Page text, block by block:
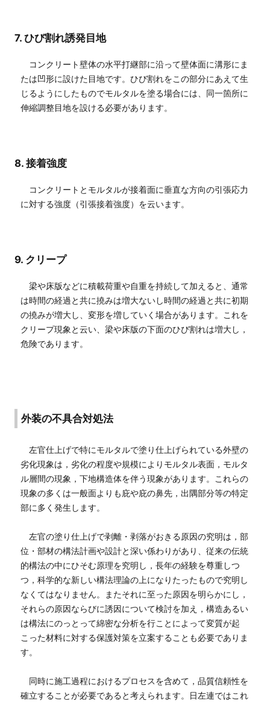
7. ひび割れ誘発目地
コンクリート壁体の水平打継部に沿って壁体面に溝形にま
たは凹形に設けた目地です。ひび割れをこの部分にあえて生
じるようにしたものでモルタルを塗る場合には、同一箇所に
伸縮調整目地を設ける必要があります。
8. 接着強度
コンクリートとモルタルが接着面に垂直な方向の引張応力
に対する強度（引張接着強度）を云います。
9. クリープ
梁や床版などに積載荷重や自重を持続して加えると、通常
は時間の経過と共に撓みは増大ないし時間の経過と共に初期
の撓みが増大し、変形を増していく場合があります。これを
クリープ現象と云い、梁や床版の下面のひび割れは増大し，
危険であります。
外装の不具合対処法
左官仕上げで特にモルタルで塗り仕上げられている外壁の
劣化現象は，劣化の程度や規模によりモルタル表面，モルタ
ル層間の現象，下地構造体を伴う現象があります。これらの
現象の多くは一般面よりも庇や庇の鼻先，出隅部分等の特定
部に多く発生します。
左官の塗り仕上げで剥離・剥落がおきる原因の究明は，部
位・部材の構法計画や設計と深い係わりがあり、従来の伝統
的構法の中にひそむ原理を究明し，長年の経験を尊重しつ
つ，科学的な新しい構法理論の上になりたったもので究明し
なくてはなりません。またそれに至った原因を明らかにし，
それらの原因ならびに誘因について検討を加え，構造あるい
は構法にのっとって綿密な分析を行ことによって変質が起
こった材料に対する保護対策を立案することも必要でありま
す。
同時に施工過程におけるプロセスを含めて，品質信頼性を
確立することが必要であると考えられます。日左連ではこれ